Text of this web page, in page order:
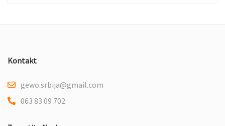
Kontakt
gewo.srbija@gmail.com
063 83 09 702